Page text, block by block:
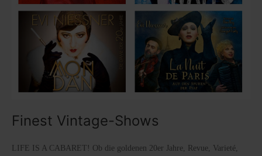
Finest Vintage-Shows
LIFE IS A CABARET! Ob die goldenen 20er Jahre, Revue, Varieté,